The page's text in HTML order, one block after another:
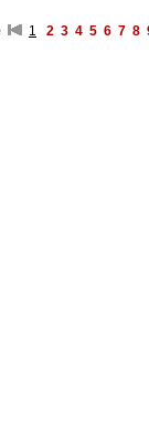
1 2 3 4 5 6 7 8